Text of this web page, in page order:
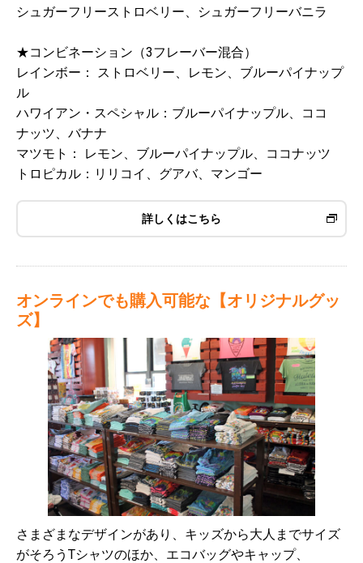
シュガーフリーストロベリー、シュガーフリーバニラ
★コンビネーション（3フレーバー混合）
レインボー： ストロベリー、レモン、ブルーパイナップ
ル
ハワイアン・スペシャル：ブルーパイナップル、ココ
ナッツ、バナナ
マツモト： レモン、ブルーパイナップル、ココナッツ
トロピカル：リリコイ、グアバ、マンゴー
詳しくはこちら
オンラインでも購入可能な【オリジナルグッ
ズ】
さまざまなデザインがあり、キッズから大人までサイズ
がそろうTシャツのほか、エコバッグやキャップ、